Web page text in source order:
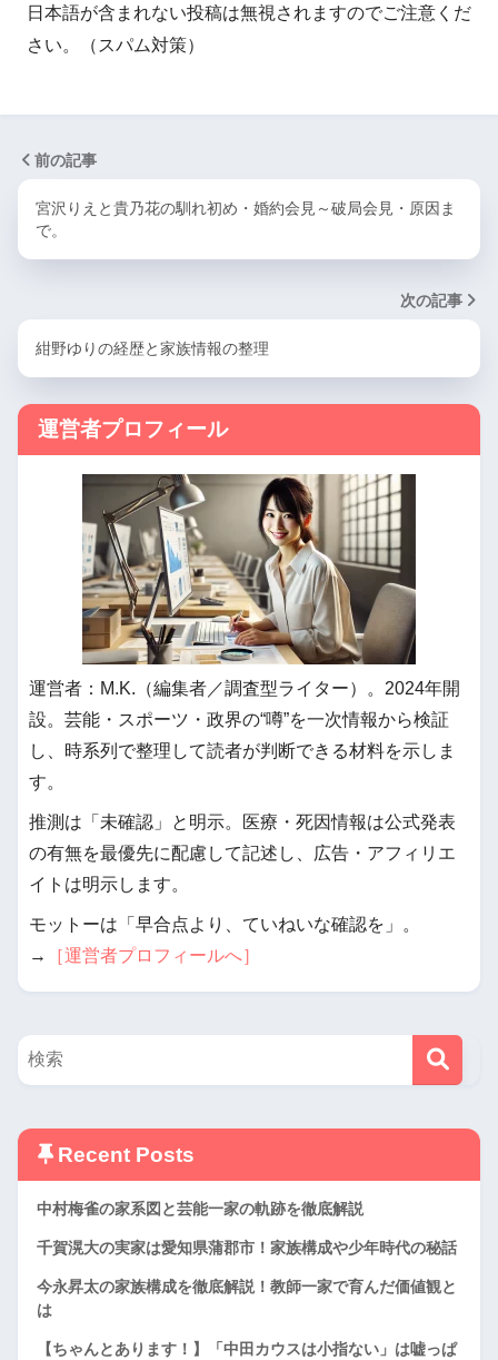
日本語が含まれない投稿は無視されますのでご注意くだ
さい。（スパム対策）
前の記事
宮沢りえと貴乃花の馴れ初め・婚約会見～破局会見・原因ま
で。
次の記事
紺野ゆりの経歴と家族情報の整理
運営者プロフィール
運営者：M.K.（編集者／調査型ライター）。2024年開
設。芸能・スポーツ・政界の“噂”を一次情報から検証
し、時系列で整理して読者が判断できる材料を示しま
す。
推測は「未確認」と明示。医療・死因情報は公式発表
の有無を最優先に配慮して記述し、広告・アフィリエ
イトは明示します。
モットーは「早合点より、ていねいな確認を」。
→
［運営者プロフィールへ］
Recent Posts
中村梅雀の家系図と芸能一家の軌跡を徹底解説
千賀滉大の実家は愛知県蒲郡市！家族構成や少年時代の秘話
今永昇太の家族構成を徹底解説！教師一家で育んだ価値観と
は
【ちゃんとあります！】「中田カウスは小指ない」は嘘っぱ